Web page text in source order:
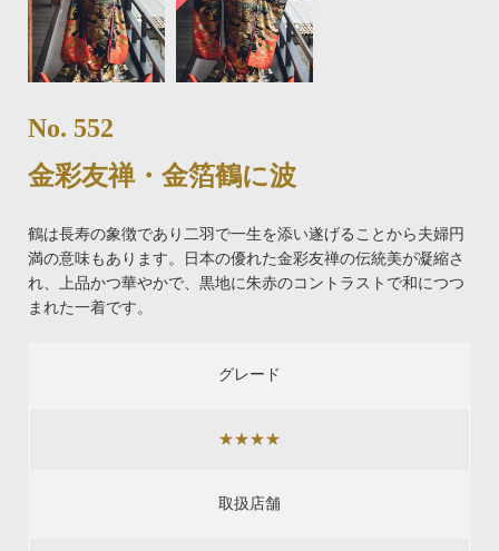
No. 552
金彩友禅・金箔鶴に波
鶴は長寿の象徴であり二羽で一生を添い遂げることから夫婦円
満の意味もあります。日本の優れた金彩友禅の伝統美が凝縮さ
れ、上品かつ華やかで、黒地に朱赤のコントラストで和につつ
まれた一着です。
グレード
★★★★
取扱店舗